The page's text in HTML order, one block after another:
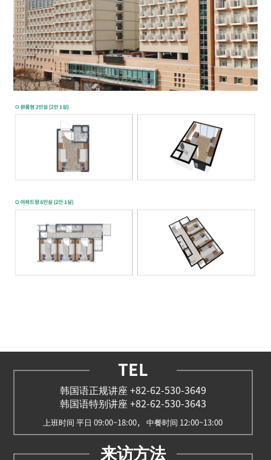
TEL
韩国语正规讲座 +82-62-530-3649
韩国语特别讲座 +82-62-530-3643
上班时间 平日 09:00~18:00， 中餐时间 12:00~13:00
来访方法